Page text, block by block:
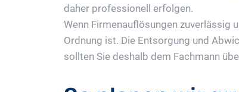
daher professionell erfolgen.
Wenn Firmenauflösungen zuverlässig
Ordnung ist. Die Entsorgung und
sollten Sie deshalb dem Fachmann